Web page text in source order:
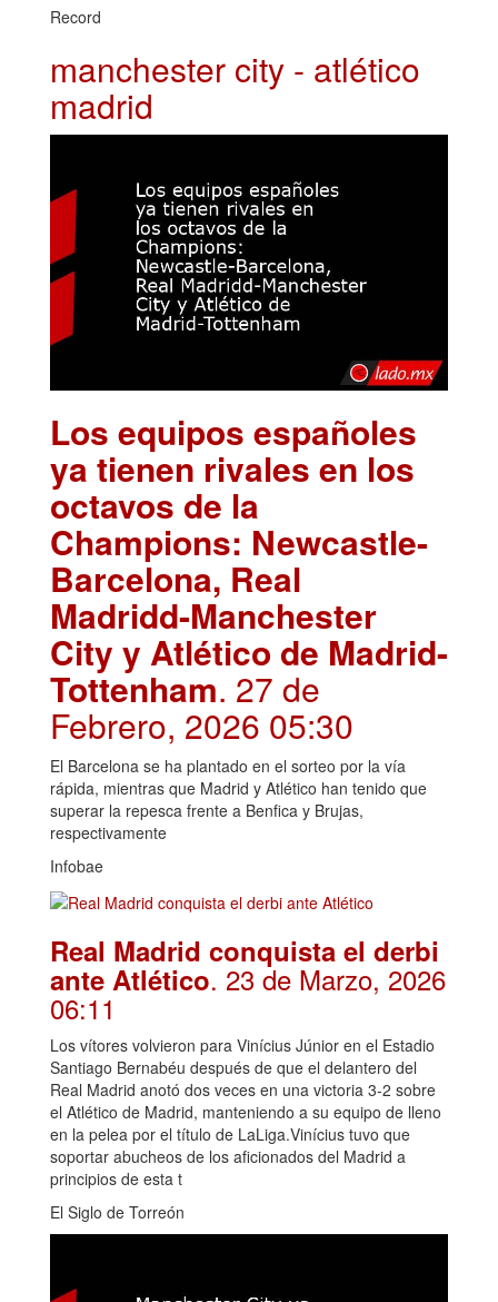
Record
manchester city - atlético
madrid
Los equipos españoles
ya tienen rivales en los
octavos de la
Champions: Newcastle-
Barcelona, Real
Madridd-Manchester
City y Atlético de Madrid-
Tottenham. 27 de
Febrero, 2026 05:30
El Barcelona se ha plantado en el sorteo por la vía
rápida, mientras que Madrid y Atlético han tenido que
superar la repesca frente a Benfica y Brujas,
respectivamente
Infobae
Real Madrid conquista el derbi
ante Atlético. 23 de Marzo, 2026
06:11
Los vítores volvieron para Vinícius Júnior en el Estadio
Santiago Bernabéu después de que el delantero del
Real Madrid anotó dos veces en una victoria 3-2 sobre
el Atlético de Madrid, manteniendo a su equipo de lleno
en la pelea por el título de LaLiga.Vinícius tuvo que
soportar abucheos de los aficionados del Madrid a
principios de esta t
El Siglo de Torreón